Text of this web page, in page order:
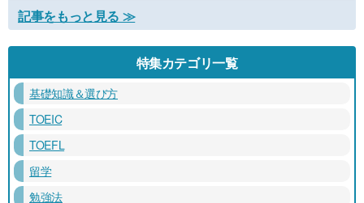
記事をもっと見る ≫
特集カテゴリ一覧
基礎知識＆選び方
TOEIC
TOEFL
留学
勉強法